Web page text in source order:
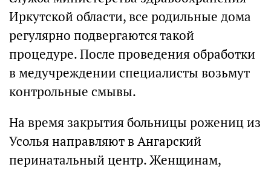
Иркутской области, все родильные дома
регулярно подвергаются такой
процедуре. После проведения обработки
в медучреждении специалисты возьмут
контрольные смывы.
На время закрытия больницы рожениц из
Усолья направляют в Ангарский
перинатальный центр. Женщинам,